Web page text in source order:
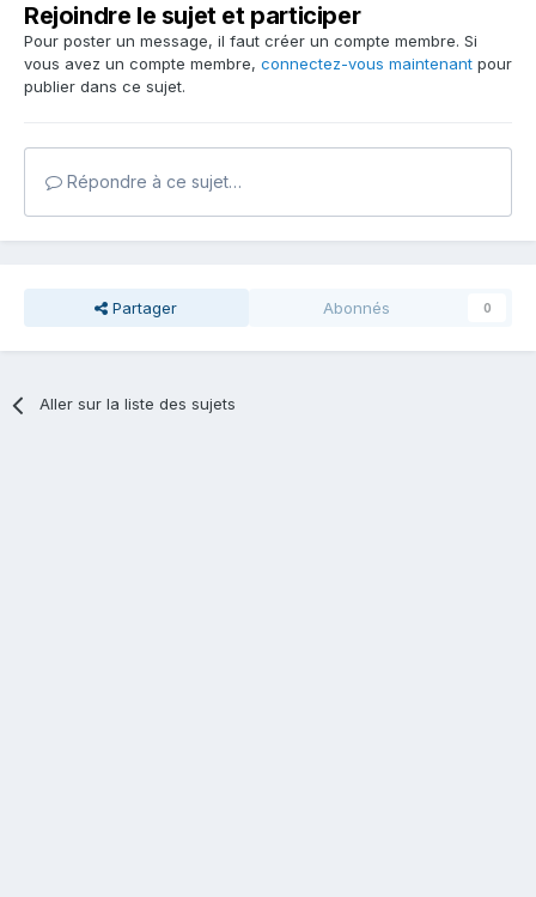
Rejoindre le sujet et participer
Pour poster un message, il faut créer un compte membre. Si
vous avez un compte membre, connectez-vous maintenant pour
publier dans ce sujet.
Répondre à ce sujet…
Partager Abonnés 0
Aller sur la liste des sujets